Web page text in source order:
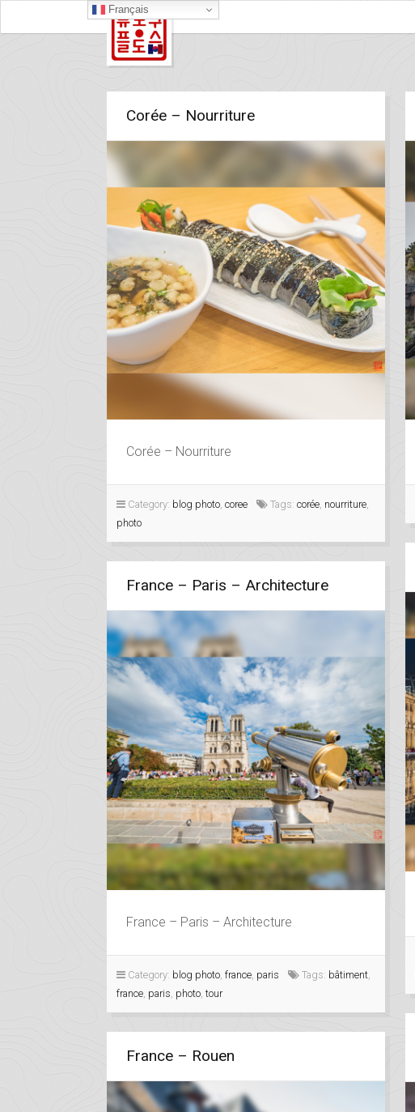
Corée – Nourriture
Corée – Nourriture
Category: blog photo, coree Tags: corée, nourriture,
photo
France – Paris – Architecture
France – Paris – Architecture
Category: blog photo france paris Tags: bâtiment
france paris photo tour
France – Rouen
Français